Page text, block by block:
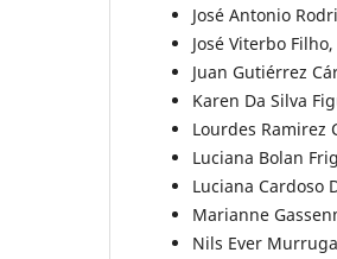
José Antonio
José Viterbo
Juan Gutiérrez
Karen Da Silva
Lourdes Ramirez
Luciana Bolan
Luciana Cardoso
Marianne
Nils Ever